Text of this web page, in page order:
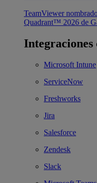
TeamViewer
Quadrant™ 2026 de
Integraciones
Microsoft Intune
ServiceNow
Freshworks
Jira
Salesforce
Zendesk
Slack